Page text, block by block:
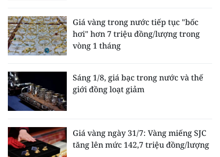
Giá vàng trong nước tiếp tục "bốc
hơi" hơn 7 triệu đồng/lượng trong
vòng 1 tháng
Sáng 1/8, giá bạc trong nước và thế
giới đồng loạt giảm
Giá vàng ngày 31/7: Vàng miếng SJC
tăng lên mức 142,7 triệu đồng/lượng